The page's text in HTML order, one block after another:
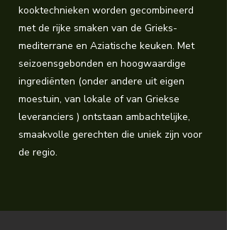
kooktechnieken worden gecombineerd
met de rijke smaken van de Grieks-
mediterrane en Aziatische keuken. Met
seizoensgebonden en hoogwaardige
ingrediënten (onder andere uit eigen
moestuin, van lokale of van Griekse
leveranciers ) ontstaan ambachtelijke,
smaakvolle gerechten die uniek zijn voor
de regio.